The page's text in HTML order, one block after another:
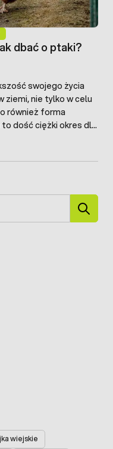
dbać o ptaki?
swojego życia
ziemi, nie tylko w celu
również forma
dość ciężki okres dla
Na zewnątrz brak
i opiekę swoich
o swoją hodowlę?
spadek
wiejskie